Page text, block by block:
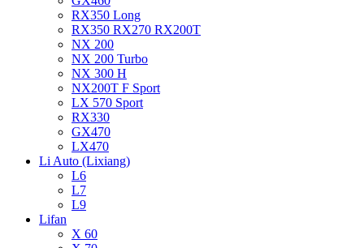
RX350 Long
RX350 RX270 RX200T
NX 200
NX 200 Turbo
NX 300 H
NX200T F Sport
LX 570 Sport
RX330
GX470
LX470
Li Auto (Lixiang)
L6
L7
L9
Lifan
X 60